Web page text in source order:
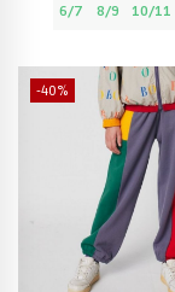
6/7 8/9 10/11
-40%